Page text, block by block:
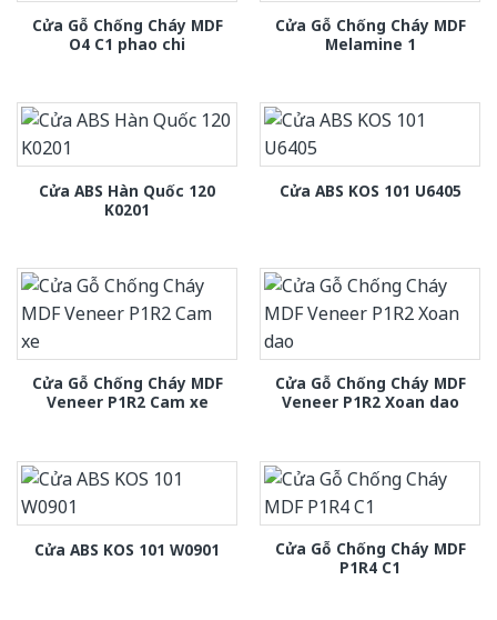
Cửa Gỗ Chống Cháy MDF
O4 C1 phao chi
Cửa Gỗ Chống Cháy MDF
Melamine 1
Cửa ABS Hàn Quốc 120
K0201
Cửa ABS KOS 101 U6405
Cửa Gỗ Chống Cháy MDF
Veneer P1R2 Cam xe
Cửa Gỗ Chống Cháy MDF
Veneer P1R2 Xoan dao
Cửa ABS KOS 101 W0901
Cửa Gỗ Chống Cháy MDF
P1R4 C1